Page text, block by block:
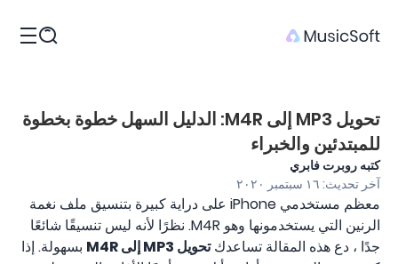
تحويل MP3 إلى M4R: الدليل السهل خطوة بخطوة
للمبتدئين والخبراء
كتبه روبرت فابري
آخر تحديث: ١٦ سبتمبر ٢٠٢٠
معظم مستخدمي iPhone على دراية كبيرة بتنسيق ملف نغمة
الرنين التي يستخدمونها وهو M4R. نظرًا لأنه ليس تنسيقًا شائعًا
جدًا ، دع هذه المقالة تساعدكتحويل MP3 إلى M4R
بسهولة. إذا